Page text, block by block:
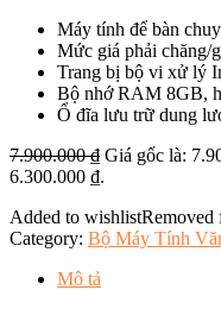
Máy tính để bàn
Mức giá phải chăng/
Trang bị bộ vi xử lý
Bộ nhớ RAM 8GB,
Ổ đĩa lưu trữ dung
7.900.000₫ Giá gốc là:
6.300.000 ₫.
Added to wishlistRemoved
Category: Bộ Máy Tính
Mô tả